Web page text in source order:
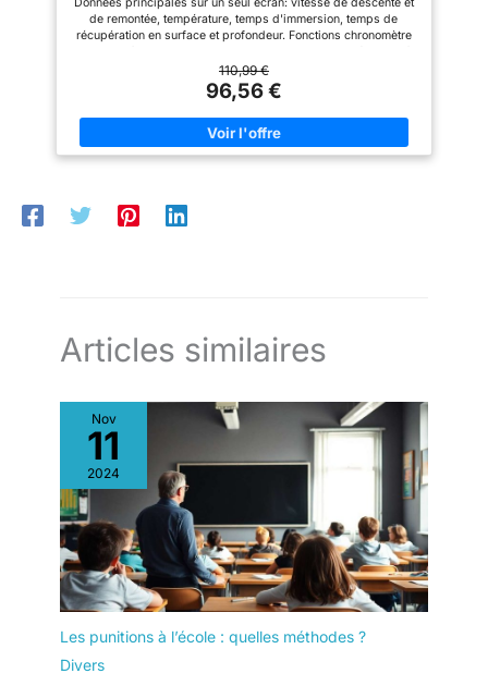
brassard, réduisant ainsi la
résistance et l'encombrement.
Son impressionnante autonomie
l'utilisateur, vous garantissent
aventures de plongée. CRESSI,
Développe avec passion des
que vous souhaitez voir
pendant votre plongée La
personnalisation des modes de
gaz, des algorithmes et des
【Connexion sans Sil】Suivez
pression atmosphérique
votre plongée 【La Plongée en
Toute Simplicité】Il peut
plongée, la température de l'eau
et la vitesse de plongée Et peut
stocker 99 enregistrements de
plongée Planifiez et analysez
les plongées et les informations
de plongée, la programmation
des gaz et connectez-vous à
votre smartphone via Bluetooth
pour partager vos aventures sur
votre PC avec le logiciel Suunto
DM5 La fonction de localisation
affiche chaque plongée et
aventure sur une carte
Données principales sur un seul écran: vitesse de descente et
de remontée, température, temps d'immersion, temps de
récupération en surface et profondeur. Fonctions chronomètre
99 plongées. Fonctionne avec une pile CR2032 standard et est
étanche jusqu’à 100 mètres de profondeur. Écran rétroéclairé.
110,99 €
96,56 €
Articles similaires
Nov
11
2024
Les punitions à l’école : quelles méthodes ?
Divers